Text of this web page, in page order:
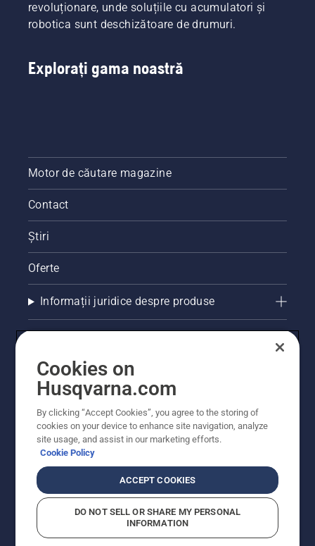
revoluționare, unde soluțiile cu acumulatori și
robotica sunt deschizătoare de drumuri.
Explorați gama noastră
Motor de căutare magazine
Contact
Știri
Oferte
Informații juridice despre produse
© Husqvarna AB (publ). Toate drepturile rezervate.
Prețurile prezentate includ TVA și sunt prețuri
recomandate pentru comercializarea cu amănuntul.
Husqvarna își rezervă dreptul de a face modificări în
Cookies on
Husqvarna.com
By clicking “Accept Cookies”, you agree to the storing of
cookies on your device to enhance site navigation, analyze
site usage, and assist in our marketing efforts.
Cookie Policy
ACCEPT COOKIES
DO NOT SELL OR SHARE MY PERSONAL
INFORMATION